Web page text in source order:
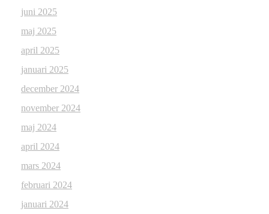
juni 2025
maj 2025
april 2025
januari 2025
december 2024
november 2024
maj 2024
april 2024
mars 2024
februari 2024
januari 2024